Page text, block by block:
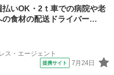
・最寄駅]： 大阪...
払いOK・2ｔ車での病院や老
の食材の配送ドライバー…
ス・エージェント
提携サイト 7月24日